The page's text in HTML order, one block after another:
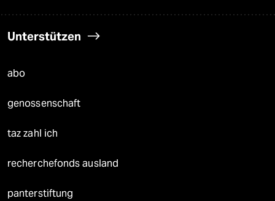
Unterstützen
abo
genossenschaft
taz zahl ich
recherchefonds ausland
panterstiftung